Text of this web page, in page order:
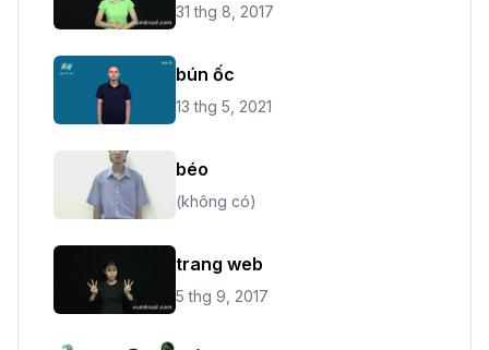
31 thg 8, 2017
bún ốc
13 thg 5, 2021
béo
(không có)
trang web
5 thg 9, 2017